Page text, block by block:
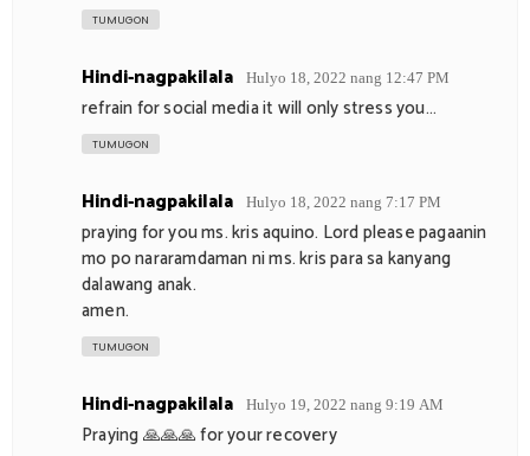
TUMUGON
Hindi-nagpakilala Hulyo 18, 2022 nang 12:47 PM
refrain for social media it will only stress you…
TUMUGON
Hindi-nagpakilala Hulyo 18, 2022 nang 7:17 PM
praying for you ms. kris aquino. Lord please pagaanin
mo po nararamdaman ni ms. kris para sa kanyang
dalawang anak.
amen.
TUMUGON
Hindi-nagpakilala Hulyo 19, 2022 nang 9:19 AM
Praying 🙏🙏🙏 for your recovery